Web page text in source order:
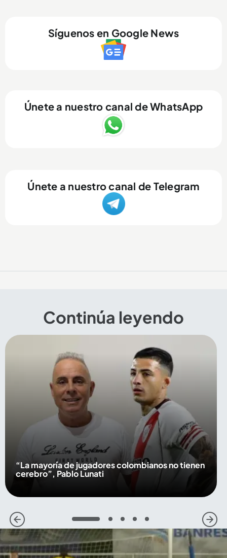
Síguenos en Google News
Únete a nuestro canal de WhatsApp
Únete a nuestro canal de Telegram
Continúa leyendo
“La mayoría de jugadores colombianos no tienen
cerebro”, Pablo Lunati
1 2 3 4 5